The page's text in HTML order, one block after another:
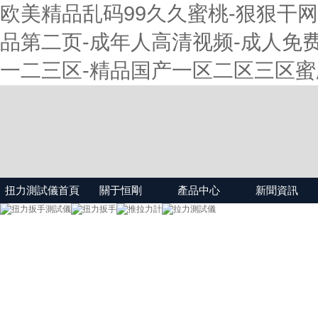
欧美精品乱码99久久蜜桃-狠狠干
品第二页-成年人高清视频-成人免
一二三区-精品国产一区二区三区
扭力測試儀首頁 關于恒剛 產品中心 新聞資訊